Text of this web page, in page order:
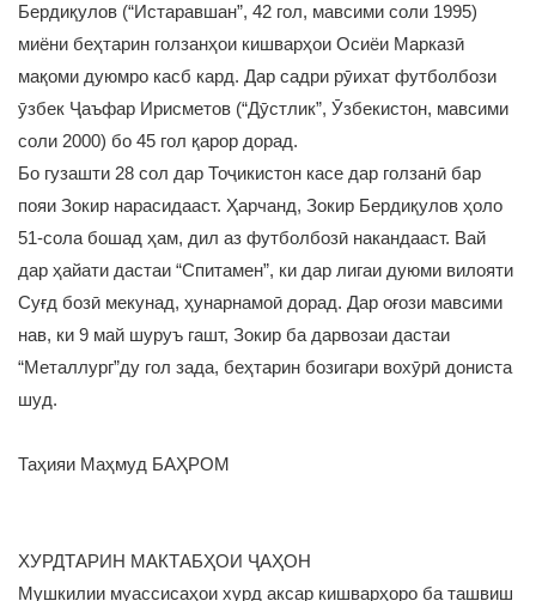
Бердиқулов (“Истаравшан”, 42 гол, мавсими соли 1995)
миёни беҳтарин голзанҳои кишварҳои Осиёи Марказӣ
мақоми дуюмро касб кард. Дар садри рӯихат футболбози
ӯзбек Ҷаъфар Ирисметов (“Дӯстлик”, Ӯзбекистон, мавсими
соли 2000) бо 45 гол қарор дорад.
Бо гузашти 28 сол дар Тоҷикистон касе дар голзанӣ бар
пояи Зокир нарасидааст. Ҳарчанд, Зокир Бердиқулов ҳоло
51-сола бошад ҳам, дил аз футболбозӣ накандааст. Вай
дар ҳайати дастаи “Спитамен”, ки дар лигаи дуюми вилояти
Суғд бозӣ мекунад, ҳунарнамоӣ дорад. Дар оғози мавсими
нав, ки 9 май шуруъ гашт, Зокир ба дарвозаи дастаи
“Металлург”ду гол зада, беҳтарин бозигари вохӯрӣ дониста
шуд.
Таҳияи Маҳмуд БАҲРОМ
ХУРДТАРИН МАКТАБҲОИ ҶАҲОН
Мушкилии муассисаҳои хурд аксар кишварҳоро ба ташвиш